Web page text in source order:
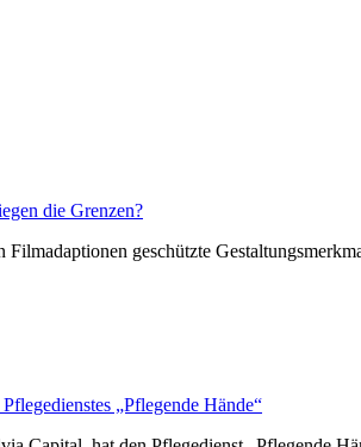
die Grenzen?
geschützte
„Pflegende Hände“